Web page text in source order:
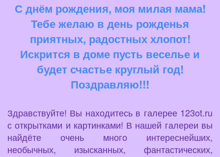
С днём рождения, моя милая мама!
Тебе желаю в день рожденья
приятных, радостных хлопот!
Искрится в доме пусть веселье и
будет счастье круглый год!
Поздравляю!!!
Здравствуйте! Вы находитесь в галерее 123ot.ru
с открытками и картинками! В нашей галереи вы
найдёте очень много интереснейших,
необычных, изысканных, фантастических,